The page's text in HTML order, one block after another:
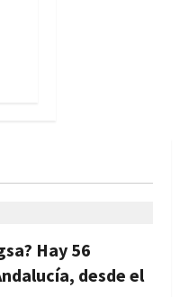
Hay 56
desde el